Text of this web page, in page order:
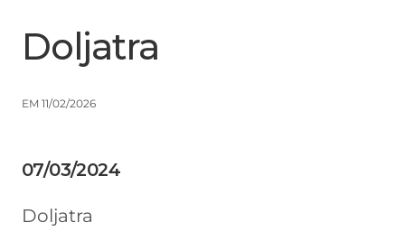
Doljatra
EM 11/02/2026
07/03/2024
Doljatra